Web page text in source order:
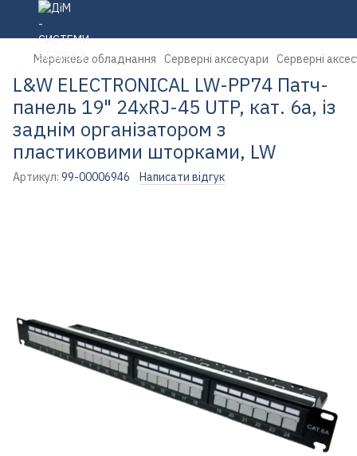
Мережеве обладнання Серверні аксесуари Серверні
L&W ELECTRONICAL LW-PP74 Патч-
панель 19" 24xRJ-45 UTP, кат. 6a, із
заднім організатором з
пластиковими шторками, LW
Артикул: 99-00006946 Написати відгук